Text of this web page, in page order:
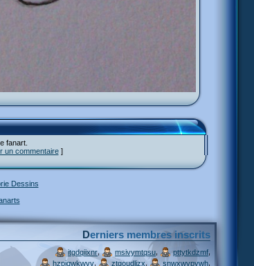
fanart.
un commentaire]
Dessins
Derniers membres inscrits
itgdqiixnr msivymtqsu pttytkdzmf
hzpjqwkwvv
ztgoudljzx snwxwvpywh